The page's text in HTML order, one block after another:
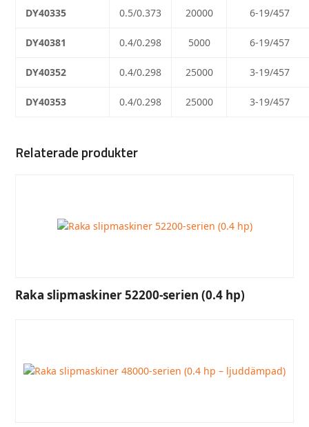
DY40335 0.5/0.373 20000 6-19/457
DY40381 0.4/0.298 5000 6-19/457
DY40352 0.4/0.298 25000 3-19/457
DY40353 0.4/0.298 25000 3-19/457
Relaterade produkter
Raka slipmaskiner 52200-serien (0.4 hp)